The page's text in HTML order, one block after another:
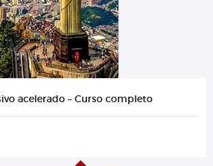
acelerado – Curso completo